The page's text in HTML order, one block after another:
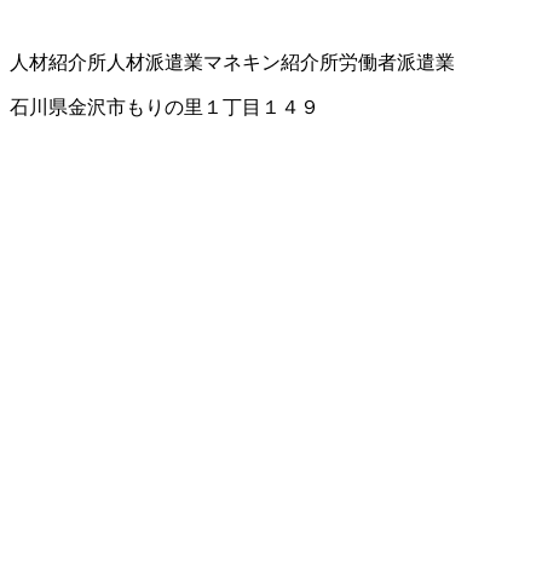
人材紹介所人材派遣業マネキン紹介所労働者派遣業
石川県金沢市もりの里１丁目１４９